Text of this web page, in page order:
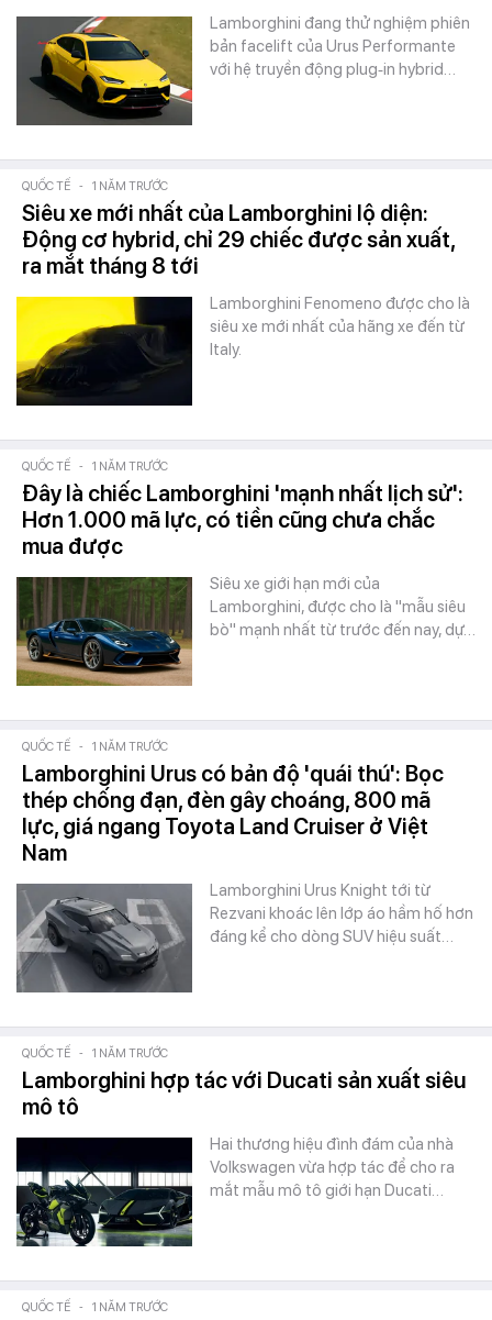
Lamborghini đang thử nghiệm phiên
bản facelift của Urus Performante
với hệ truyền động plug‑in hybrid…
QUỐC TẾ - 1 NĂM TRƯỚC
Siêu xe mới nhất của Lamborghini lộ diện:
Động cơ hybrid, chỉ 29 chiếc được sản xuất,
ra mắt tháng 8 tới
Lamborghini Fenomeno được cho là
siêu xe mới nhất của hãng xe đến từ
Italy.
QUỐC TẾ - 1 NĂM TRƯỚC
Đây là chiếc Lamborghini 'mạnh nhất lịch sử':
Hơn 1.000 mã lực, có tiền cũng chưa chắc
mua được
Siêu xe giới hạn mới của
Lamborghini, được cho là "mẫu siêu
bò" mạnh nhất từ trước đến nay, dự…
QUỐC TẾ - 1 NĂM TRƯỚC
Lamborghini Urus có bản độ 'quái thú': Bọc
thép chống đạn, đèn gây choáng, 800 mã
lực, giá ngang Toyota Land Cruiser ở Việt
Nam
Lamborghini Urus Knight tới từ
Rezvani khoác lên lớp áo hầm hố hơn
đáng kể cho dòng SUV hiệu suất…
QUỐC TẾ - 1 NĂM TRƯỚC
Lamborghini hợp tác với Ducati sản xuất siêu
mô tô
Hai thương hiệu đình đám của nhà
Volkswagen vừa hợp tác để cho ra
mắt mẫu mô tô giới hạn Ducati…
QUỐC TẾ - 1 NĂM TRƯỚC